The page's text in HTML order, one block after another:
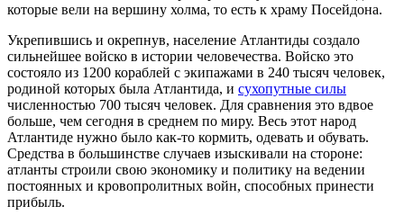
которые вели на вершину холма, то есть к храму Посейдона.
Укрепившись и окрепнув, население Атлантиды создало
сильнейшее войско в истории человечества. Войско это
состояло из 1200 кораблей с экипажами в 240 тысяч человек,
родиной которых была Атлантида, и сухопутные силы
численностью 700 тысяч человек. Для сравнения это вдвое
больше, чем сегодня в среднем по миру. Весь этот народ
Атлантиде нужно было как-то кормить, одевать и обувать.
Средства в большинстве случаев изыскивали на стороне:
атланты строили свою экономику и политику на ведении
постоянных и кровопролитных войн, способных принести
прибыль.